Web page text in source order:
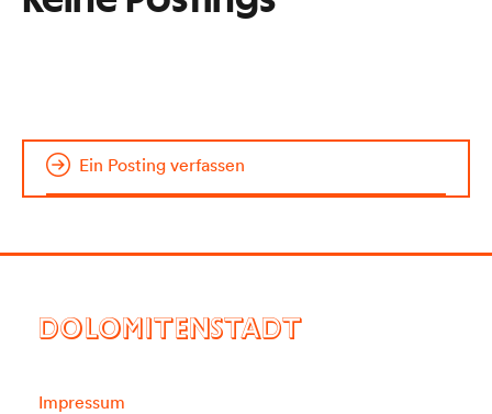
Ein Posting verfassen
DOLOMITENSTADT
Impressum